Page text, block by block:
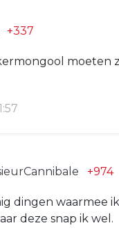
+337
moeten
+974
dingen waarmee
deze snap ik wel.